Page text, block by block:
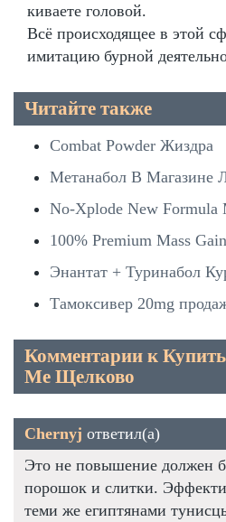
киваете головой.
Всё происходящее в этой
имитацию бурной
Читайте также
Combat Powder Жиздра
Метанабол В Магазине
No-Xplode New Formula
100% Premium Mass
Энантат + Туринабол
Тамоксивер 20mg
Комментарии к
Me Щелково
Chernyj ответил(а)
Это не повышение должен
порошок и слитки.
теми же египтянами